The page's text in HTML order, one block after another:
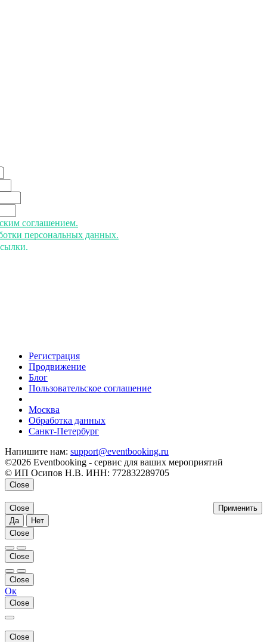
соглашением.
персональных данных.
Регистрация
Продвижение
Блог
Пользовательское соглашение
Москва
Обработка данных
Санкт-Петербург
Напишите нам: support@eventbooking.ru
©2026 Eventbooking - сервис для ваших мероприятий
© ИП Осипов Н.В. ИНН: 772832289705
Close
Применить
Close
Да
Нет
Close
Close
Close
Ок
Close
Close